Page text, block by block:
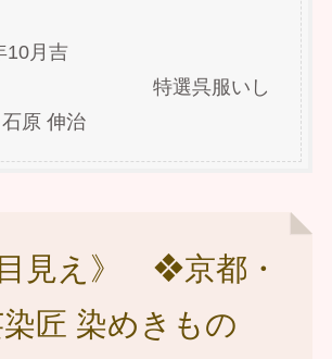
月吉
選呉服いし
原 伸治
目見え》 ❖京都・
匠 染めきもの